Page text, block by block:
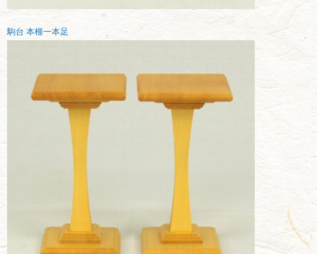
駒台 本榧一本足